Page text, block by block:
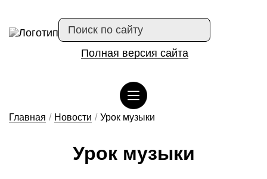
Полная версия сайта
Главная / Новости / Урок музыки
У­рок му­зы­ки